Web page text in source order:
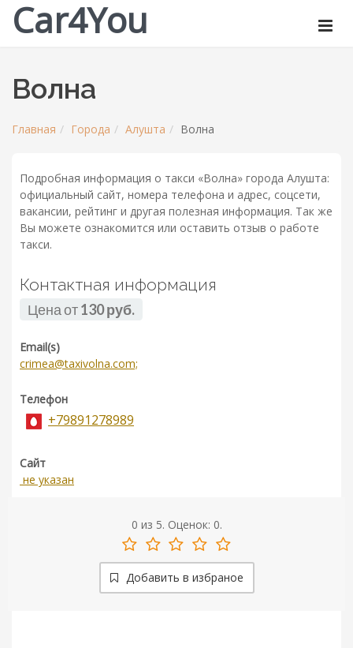
Car4You
Волна
Главная Города Алушта Волна
Подробная информация о такси «Волна» города Алушта:
официальный сайт, номера телефона и адрес, соцсети,
вакансии, рейтинг и другая полезная информация. Так же
Вы можете ознакомится или оставить отзыв о работе
такси.
Контактная информация
Цена от130 руб.
Email(s)
crimea@taxivolna.com;
Телефон
+79891278989
Сайт
не указан
0 из 5. Оценок: 0.
Добавить в избраное